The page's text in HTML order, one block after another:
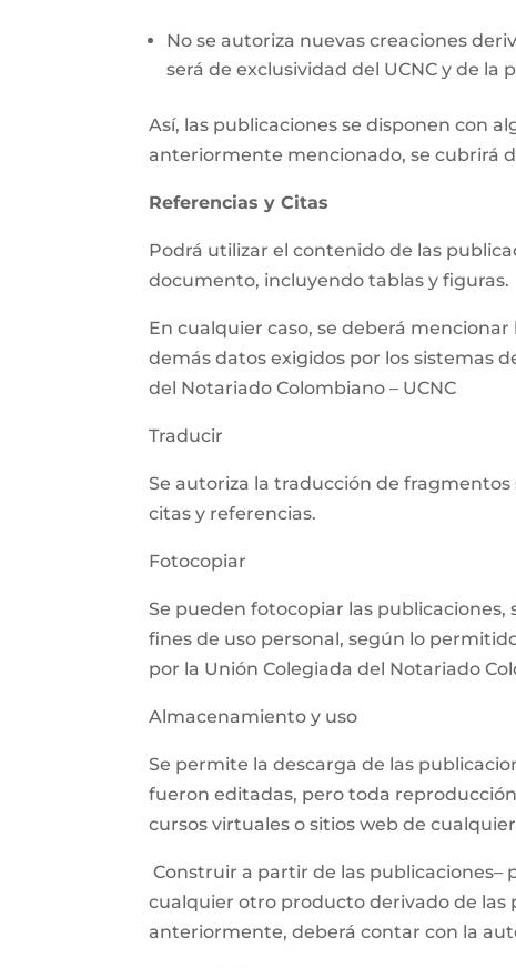
No se autoriza nuevas creaciones
será de exclusividad del UCNC y de
Así, las publicaciones se disponen con
anteriormente mencionado, se cubrirá
Referencias y Citas
Podrá utilizar el contenido de las
documento, incluyendo tablas y figuras.
En cualquier caso, se deberá
demás datos exigidos por los sistemas
del Notariado Colombiano – UCNC
Traducir
Se autoriza la traducción de
citas y referencias.
Fotocopiar
Se pueden fotocopiar las publicaciones,
fines de uso personal, según lo
por la Unión Colegiada del Notariado
Almacenamiento y uso
Se permite la descarga de las
fueron editadas, pero toda
cursos virtuales o sitios web de
Construir a partir de las publicaciones–
cualquier otro producto derivado de las
anteriormente, deberá contar con la